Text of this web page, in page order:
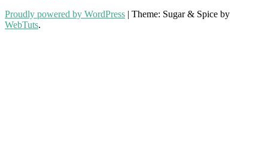
Proudly powered by WordPress | Theme: Sugar & Spice by
WebTuts.